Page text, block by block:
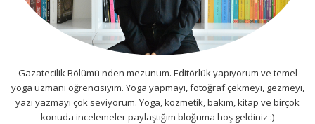
Gazatecilik Bölümü'nden mezunum. Editörlük yapıyorum ve temel
yoga uzmanı öğrencisiyim. Yoga yapmayı, fotoğraf çekmeyi, gezmeyi,
yazı yazmayı çok seviyorum. Yoga, kozmetik, bakım, kitap ve birçok
konuda incelemeler paylaştığım bloğuma hoş geldiniz :)